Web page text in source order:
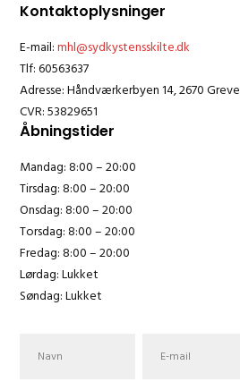
Kontaktoplysninger
E-mail:mhl@sydkystensskilte.dk
Tlf: 60563637
Adresse: Håndværkerbyen 14, 2670 Greve
CVR: 53829651
Åbningstider
Mandag: 8:00 – 20:00
Tirsdag: 8:00 – 20:00
Onsdag: 8:00 – 20:00
Torsdag: 8:00 – 20:00
Fredag: 8:00 – 20:00
Lørdag: Lukket
Søndag: Lukket